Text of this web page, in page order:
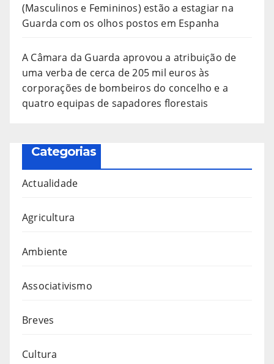
(Masculinos e Femininos) estão a estagiar na
Guarda com os olhos postos em Espanha
A Câmara da Guarda aprovou a atribuição de
uma verba de cerca de 205 mil euros às
corporações de bombeiros do concelho e a
quatro equipas de sapadores florestais
Categorias
Actualidade
Agricultura
Ambiente
Associativismo
Breves
Cultura